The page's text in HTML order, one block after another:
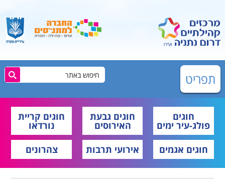
תפריט
חוגים
פולג-עיר ימים
חוגים גבעת
האירוסים
חוגים קריית
נורדאו
חוגים אגמים
אירועי תרבות צהרונים